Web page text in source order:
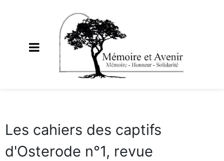
Les cahiers des captifs
d'Osterode n°1, revue